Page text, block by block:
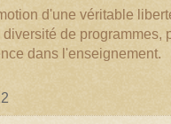
d'une véritable
de programmes,
dans l'enseignement.